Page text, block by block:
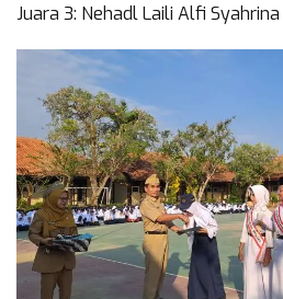
Juara 3: Nehadl Laili Alfi